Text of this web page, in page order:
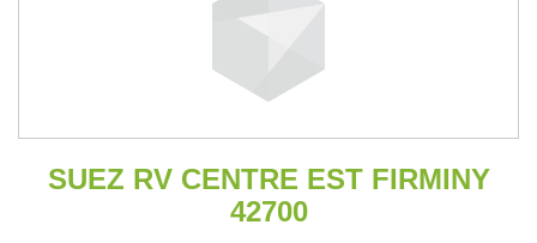
SUEZ RV CENTRE EST FIRMINY
42700